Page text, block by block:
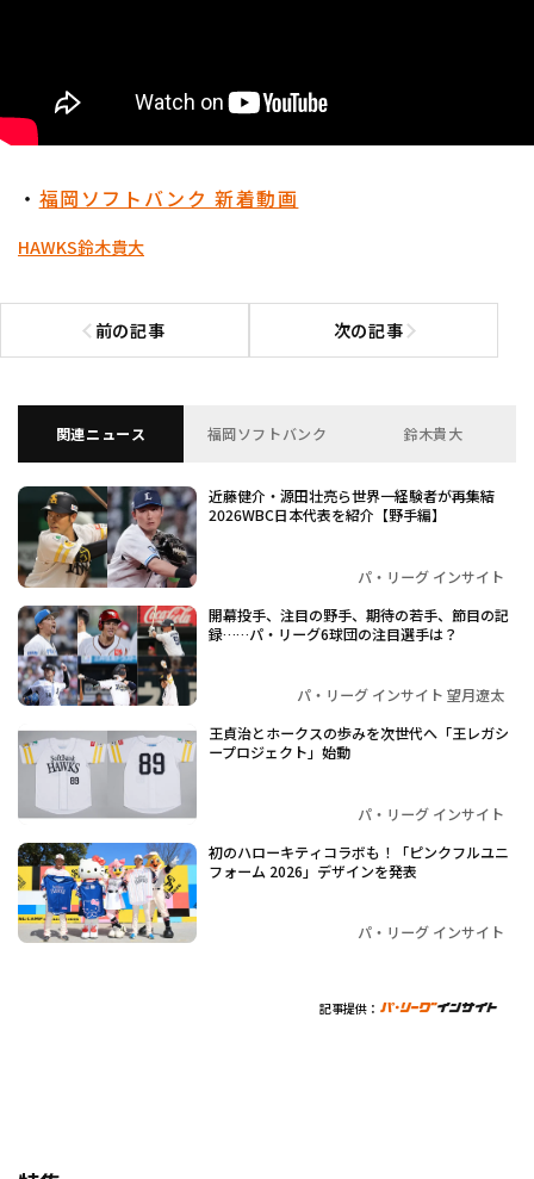
・ 福岡ソフトバンク 新着動画
HAWKS鈴木貴大
前の記事
前の記事へ 次の記事次の記事へ
関連ニュース 福岡ソフトバンク 鈴木貴大
近藤健介・源田壮亮ら世界一経験者が再集結
2026WBC日本代表を紹介【野手編】
パ・リーグ インサイト
開幕投手、注目の野手、期待の若手、節目の記
録……パ・リーグ6球団の注目選手は？
パ・リーグ インサイト 望月遼太
王貞治とホークスの歩みを次世代へ「王レガシ
ープロジェクト」始動
パ・リーグ インサイト
初のハローキティコラボも！「ピンクフルユニ
フォーム 2026」デザインを発表
パ・リーグ インサイト
記事提供：